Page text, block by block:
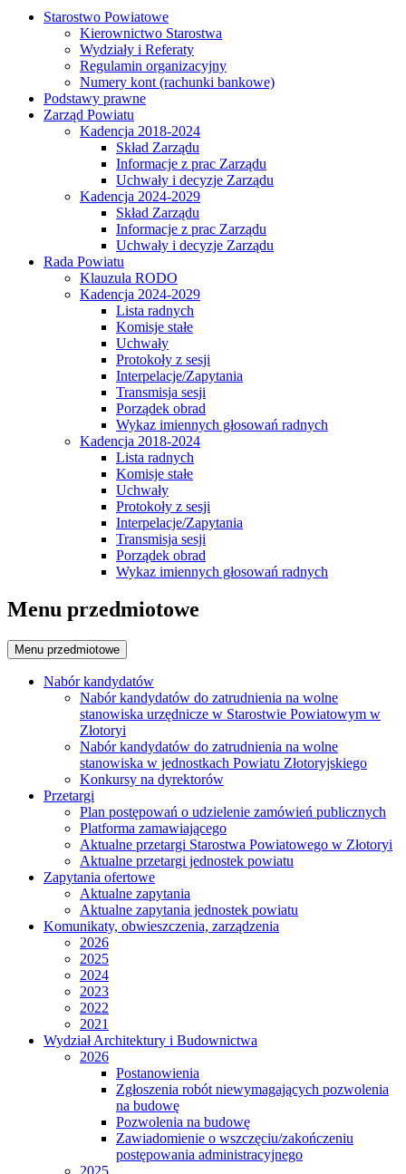
Starostwo Powiatowe
Kierownictwo Starostwa
Wydziały i Referaty
Regulamin organizacyjny
Numery kont (rachunki bankowe)
Podstawy prawne
Zarząd Powiatu
Kadencja 2018-2024
Skład Zarządu
Informacje z prac Zarządu
Uchwały i decyzje Zarządu
Kadencja 2024-2029
Skład Zarządu
Informacje z prac Zarządu
Uchwały i decyzje Zarządu
Rada Powiatu
Klauzula RODO
Kadencja 2024-2029
Lista radnych
Komisje stałe
Uchwały
Protokoły z sesji
Interpelacje/Zapytania
Transmisja sesji
Porządek obrad
Wykaz imiennych głosowań radnych
Kadencja 2018-2024
Lista radnych
Komisje stałe
Uchwały
Protokoły z sesji
Interpelacje/Zapytania
Transmisja sesji
Porządek obrad
Wykaz imiennych głosowań radnych
Menu przedmiotowe
Menu przedmiotowe
Nabór kandydatów
Nabór kandydatów do zatrudnienia na wolne
stanowiska urzędnicze w Starostwie Powiatowym w
Złotoryi
Nabór kandydatów do zatrudnienia na wolne
stanowiska w jednostkach Powiatu Złotoryjskiego
Konkursy na dyrektorów
Przetargi
Plan postępowań o udzielenie zamówień publicznych
Platforma zamawiającego
Aktualne przetargi Starostwa Powiatowego w Złotoryi
Aktualne przetargi jednostek powiatu
Zapytania ofertowe
Aktualne zapytania
Aktualne zapytania jednostek powiatu
Komunikaty, obwieszczenia, zarządzenia
2026
2025
2024
2023
2022
2021
Wydział Architektury i Budownictwa
2026
Postanowienia
Zgłoszenia robót niewymagających pozwolenia
na budowę
Pozwolenia na budowę
Zawiadomienie o wszczęciu/zakończeniu
postępowania administracyjnego